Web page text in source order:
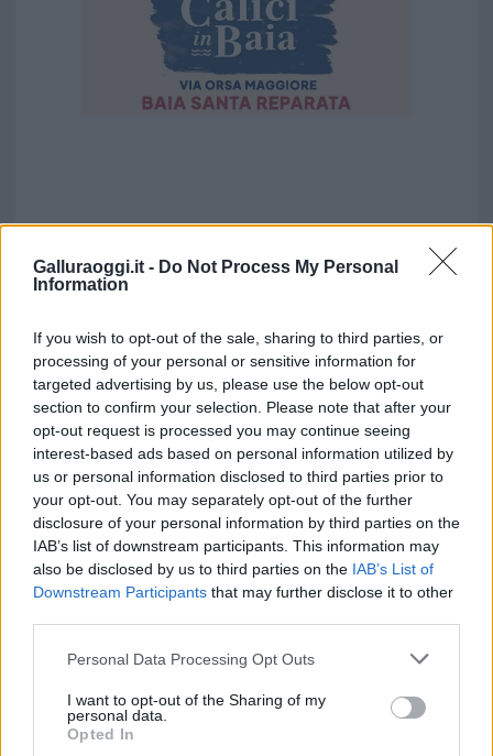
Galluraoggi.it - Do Not Process My Personal
Information
If you wish to opt-out of the sale, sharing to third parties, or
processing of your personal or sensitive information for
targeted advertising by us, please use the below opt-out
section to confirm your selection. Please note that after your
opt-out request is processed you may continue seeing
interest-based ads based on personal information utilized by
us or personal information disclosed to third parties prior to
your opt-out. You may separately opt-out of the further
disclosure of your personal information by third parties on the
IAB’s list of downstream participants. This information may
also be disclosed by us to third parties on the IAB’s List of
Downstream Participants that may further disclose it to other
Please note that this website/app uses one or more Google
not limited to your visit or usage behaviour. You may click to
grant or deny consent to Google and its third-party tags to
use your data for below specified purposes in below Google
Personal Data Processing Opt Outs
I want to opt-out of the Sharing of my
personal data.
Opted In